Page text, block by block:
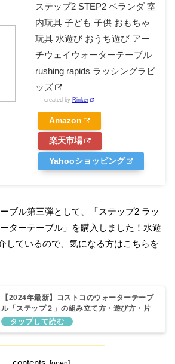
ステップ2 STEP2 ベランダ 室
内玩具 子ども 子供 おもちゃ
玩具 水遊び おうち遊び アー
チウェイウォーターテーブル
rushing rapids ラッシングラピ
ッズ
created by Rinker
Amazon
楽天市場
Yahooショッピング
ブル第三弾として、「ステップ2 ラッ
ターテーブル」を購入しました！水遊
しているので、気になる方はこちらを
【2024年最新】コストコのウォーターテーブ
ル「ステップ２」の組み立て方・遊び方・片
付け方をレビュー！